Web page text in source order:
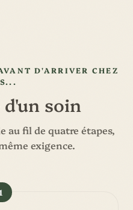
D'ARRIVER CHEZ
d'un soin
au fil de quatre étapes,
exigence.